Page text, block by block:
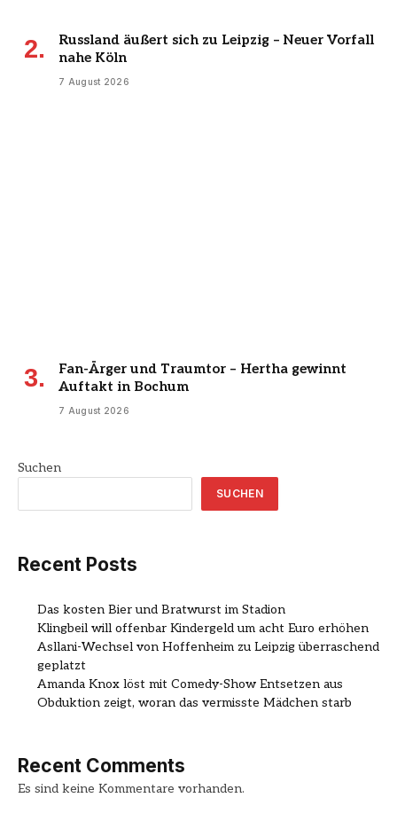
Russland äußert sich zu Leipzig – Neuer Vorfall
nahe Köln
7 August 2026
Fan-Ärger und Traumtor – Hertha gewinnt
Auftakt in Bochum
7 August 2026
Suchen
SUCHEN
Recent Posts
Das kosten Bier und Bratwurst im Stadion
Klingbeil will offenbar Kindergeld um acht Euro erhöhen
Asllani-Wechsel von Hoffenheim zu Leipzig überraschend
geplatzt
Amanda Knox löst mit Comedy-Show Entsetzen aus
Obduktion zeigt, woran das vermisste Mädchen starb
Recent Comments
Es sind keine Kommentare vorhanden.